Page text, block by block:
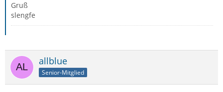
Gruß
slengfe
allblue
Senior-Mitglied